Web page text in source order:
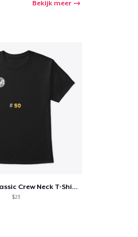
Bekijk meer
Episode 50 Classic Crew Neck T-Shirt
$23